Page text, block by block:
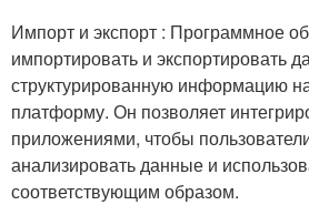
Импорт и экспорт : Программное
импортировать и экспортировать
структурированную информацию
платформу. Он позволяет
приложениями, чтобы
анализировать данные и
соответствующим образом.